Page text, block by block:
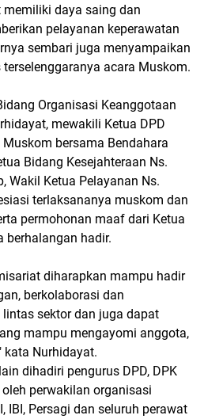
daya saing dan
pelayanan keperawatan
sembari juga menyampaikan
acara Muskom.
Organisasi Keanggotaan
mewakili Ketua DPD
bersama Bendahara
Bidang Kesejahteraan Ns.
Wakil Ketua Pelayanan Ns.
terlaksananya muskom dan
permohonan maaf dari Ketua
berhalangan hadir.
diharapkan mampu hadir
berkolaborasi dan
sektor dan juga dapat
mampu mengayomi anggota,
kata Nurhidayat.
dihadiri pengurus DPD, DPK
perwakilan organisasi
IBI, Persagi dan seluruh perawat